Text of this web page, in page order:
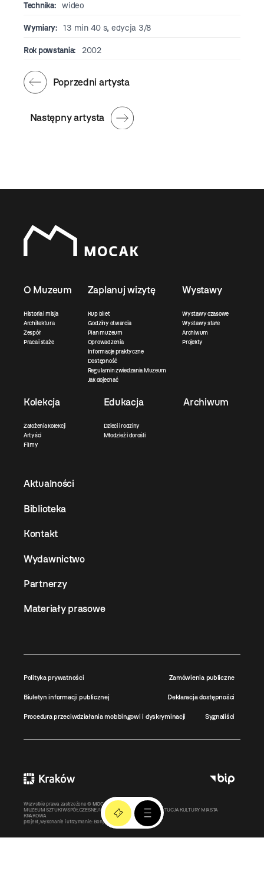
Technika: wideo
Wymiary: 13 min 40 s, edycja 3/8
Rok powstania: 2002
Następny artysta
Poprzedni artysta
O Muzeum
Historia i misja
Architektura
Zespół
Praca i staże
Zaplanuj wizytę
Kup bilet
Godziny otwarcia
Plan muzeum
Oprowadzenia
Informacje praktyczne
Dostępność
Regulamin zwiedzania Muzeum
Jak dojechać
Wystawy
Wystawy czasowe
Wystawy stałe
Archiwum
Projekty
Kolekcja
Założenia kolekcji
Artyści
Filmy
Edukacja
Dzieci i rodziny
Młodzież i dorośli
Archiwum
Aktualności
Biblioteka
Kontakt
Wydawnictwo
Partnerzy
Materiały prasowe
Polityka prywatności Zamówienia publiczne
Biuletyn informacji publicznej Deklaracja dostępności
Procedura przeciwdziałania mobbingowi i dyskryminacji Sygnaliści
Wszystkie prawa zastrzeżone © MOCAK2011-2026
MUZEUM SZTUKI WSPÓŁCZESNEJ W KRAKOWIE MOCAK – INSTYTUCJA KULTURY MIASTA
KRAKOWA
projekt, wykonanie i utrzymanie: Bonjour.pl